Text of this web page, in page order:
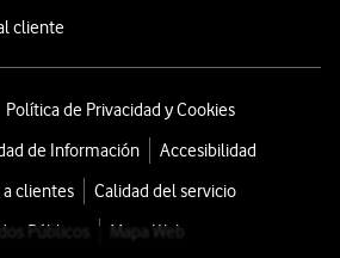
cliente
Política de Privacidad y Cookies
de Información
Accesibilidad
clientes
Calidad del servicio
Públicos
Mapa Web